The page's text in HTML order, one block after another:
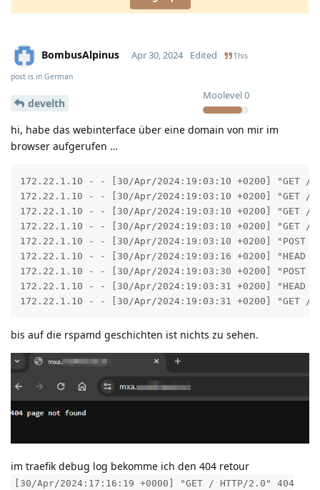
BombusAlpinus
Moolevel0
Apr 30, 2024 Edited This
post is in German
develth
hi, habe das webinterface über eine domain von mir im
browser aufgerufen …
172.22.1.10 - - [30/Apr/2024:19:03:10 +0200] "GET /
172.22.1.10 - - [30/Apr/2024:19:03:10 +0200] "GET /
172.22.1.10 - - [30/Apr/2024:19:03:10 +0200] "GET /
172.22.1.10 - - [30/Apr/2024:19:03:10 +0200] "GET /
172.22.1.10 - - [30/Apr/2024:19:03:10 +0200] "POST
172.22.1.10 - - [30/Apr/2024:19:03:16 +0200]
172.22.1.10 - - [30/Apr/2024:19:03:30 +0200] "POST
172.22.1.10 - - [30/Apr/2024:19:03:31 +0200] "HEAD
172.22.1.10 - - [30/Apr/2024:19:03:31 +0200] "GET /
bis auf die rspamd geschichten ist nichts zu sehen.
im traefik debug log bekomme ich den 404 retour
[30/Apr/2024:17:16:19 +0000] "GET / HTTP/2.0" 404